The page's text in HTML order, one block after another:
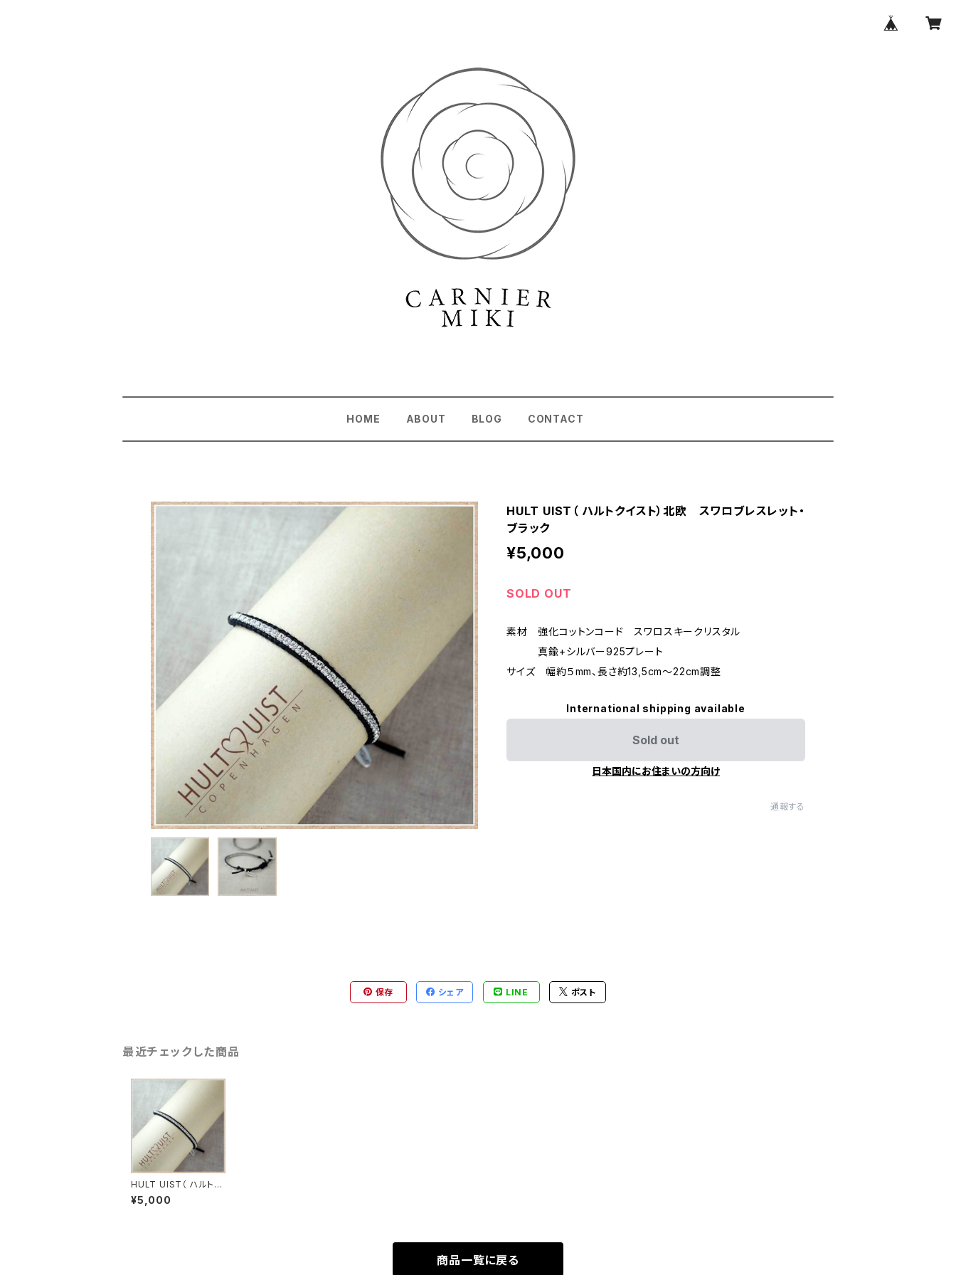
HOME ABOUT BLOG CONTACT
HULT UIST（ ハルトクイスト）北欧 スワロブレスレット・
ブラック
¥5,000
SOLD OUT
素材 強化コットンコード スワロスキークリスタル
真鍮+シルバー925プレート
サイズ 幅約５mm、長さ約13,5cm～22cm調整
International shipping available
Sold out
日本国内にお住まいの方向け
通報する
保存 シェア LINE ポスト
最近チェックした商品
HULT UIST（ ハルトク
イスト）北欧 スワロブ
レスレット・ブラック
¥5,000
商品一覧に戻る